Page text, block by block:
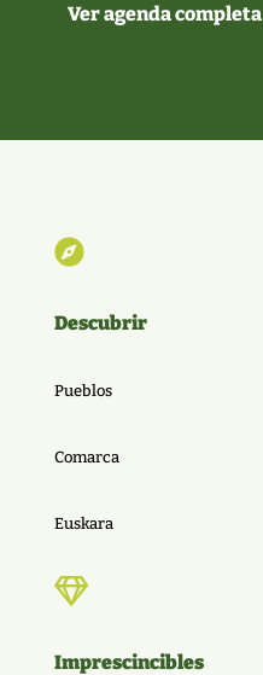
Ver agenda completa

Descubrir
Pueblos
Comarca
Euskara

Imprescincibles